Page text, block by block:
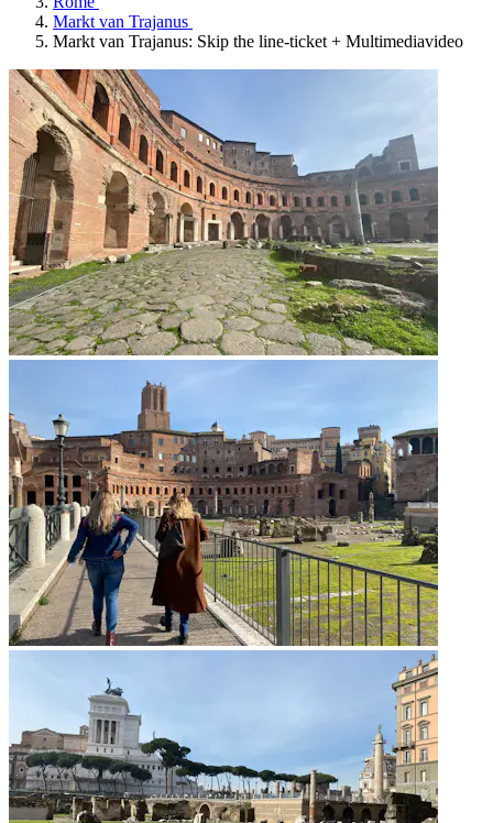
Markt van Trajanus
Markt van Trajanus: Skip the line-ticket + Multimediavideo